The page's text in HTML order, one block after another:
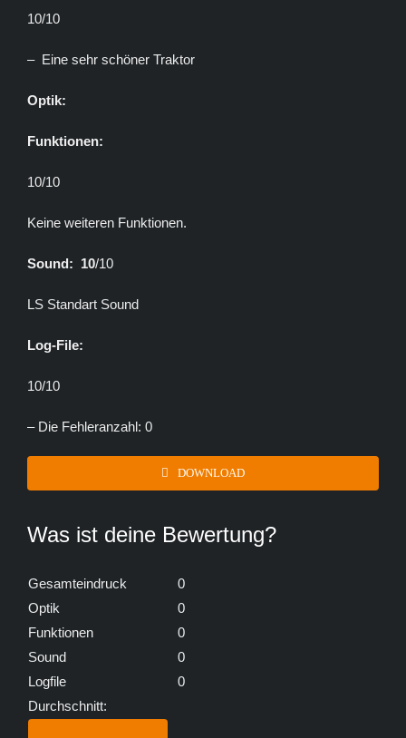
10/10
– Eine sehr schöner Traktor
Optik:
Funktionen:
10/10
Keine weiteren Funktionen.
Sound: 10/10
LS Standart Sound
Log-File:
10/10
– Die Fehleranzahl: 0
DOWNLOAD
Was ist deine Bewertung?
Gesamteindruck
0
Optik
0
Funktionen
0
Sound
0
Logfile
0
Durchschnitt: